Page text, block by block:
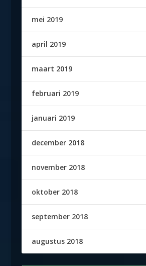
mei 2019
april 2019
maart 2019
februari 2019
januari 2019
december 2018
november 2018
oktober 2018
september 2018
augustus 2018